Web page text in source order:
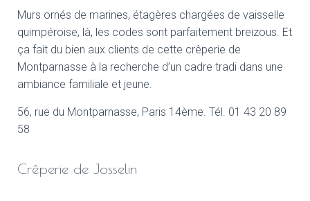
Murs ornés de marines, étagères chargées de vaisselle
quimpéroise, là, les codes sont parfaitement breizous. Et
ça fait du bien aux clients de cette crêperie de
Montparnasse à la recherche d’un cadre tradi dans une
ambiance familiale et jeune.
56, rue du Montparnasse, Paris 14ème. Tél. 01 43 20 89
58
Crêperie de Josselin